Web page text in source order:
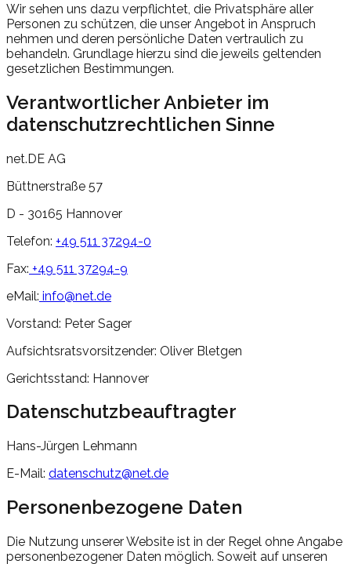
Wir sehen uns dazu verpflichtet, die Privatsphäre aller
Personen zu schützen, die unser Angebot in Anspruch
nehmen und deren persönliche Daten vertraulich zu
behandeln. Grundlage hierzu sind die jeweils geltenden
gesetzlichen Bestimmungen.
Verantwortlicher Anbieter im
datenschutzrechtlichen Sinne
net.DE AG
Büttnerstraße 57
D - 30165 Hannover
Telefon: +49 511 37294-0
Fax: +49 511 37294-9
eMail: info@net.de
Vorstand: Peter Sager
Aufsichtsratsvorsitzender: Oliver Bletgen
Gerichtsstand: Hannover
Datenschutzbeauftragter
Hans-Jürgen Lehmann
E-Mail: datenschutz@net.de
Personenbezogene Daten
Die Nutzung unserer Website ist in der Regel ohne Angabe
personenbezogener Daten möglich. Soweit auf unseren